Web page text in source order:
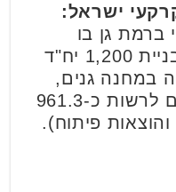
ישראל:
ברמת גן בו
שווקה בהצלחה קרקע לבניית 1,200 יח"ד
במחנה גנים,
רמת גן. על הקרקע ישולם לרשות כ-961.3
פיתוח).